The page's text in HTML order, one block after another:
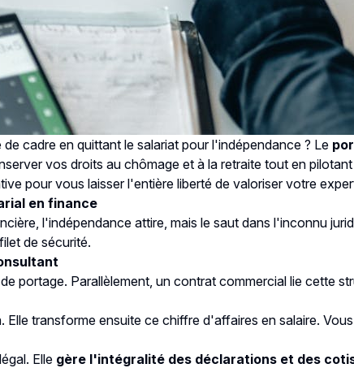
cadre en quittant le salariat pour l'indépendance ? Le
vos droits au chômage et à la retraite tout en
pour vous laisser l'entière liberté de valoriser votre
en finance
l'indépendance attire, mais le saut dans l'inconnu
de sécurité.
portage. Parallèlement, un contrat commercial lie cette
transforme ensuite ce chiffre d'affaires en salaire.
Elle gère l'intégralité des déclarations et des